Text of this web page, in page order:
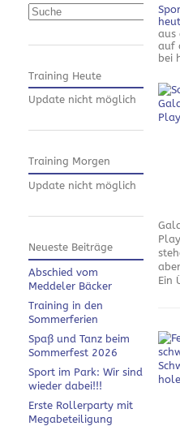
Suchen
Training Heute
Update nicht möglich
Training Morgen
Update nicht möglich
Neueste Beiträge
Abschied vom
Meddeler Bäcker
Training in den
Sommerferien
Spaß und Tanz beim
Sommerfest 2026
Sport im Park: Wir sind
wieder dabei!!!
Erste Rollerparty mit
Megabeteiligung
aus
auf
bei
Ein